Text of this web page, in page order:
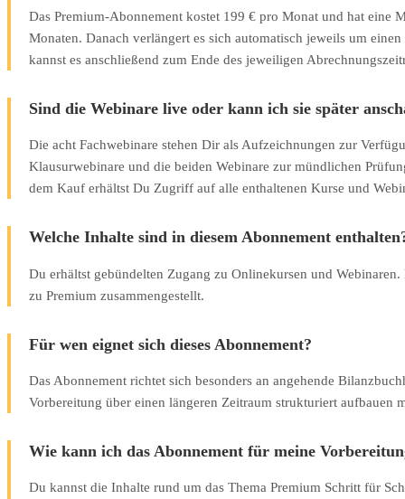
Das Premium-Abonnement kostet 199 € pro Monat und hat eine
Monaten. Danach verlängert es sich automatisch jeweils um
kannst es anschließend zum Ende des jeweiligen
Sind die Webinare live oder kann ich sie später
Die acht Fachwebinare stehen Dir als Aufzeichnungen zur
Klausurwebinare und die beiden Webinare zur mündlichen
dem Kauf erhältst Du Zugriff auf alle enthaltenen Kurse und
Welche Inhalte sind in diesem Abonnement
Du erhältst gebündelten Zugang zu Onlinekursen und
zu Premium zusammengestellt.
Für wen eignet sich dieses Abonnement?
Das Abonnement richtet sich besonders an angehende
Vorbereitung über einen längeren Zeitraum strukturiert aufbauen
Wie kann ich das Abonnement für meine
Du kannst die Inhalte rund um das Thema Premium Schritt für